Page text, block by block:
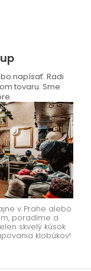
napísať. Radi
tovaru. Sme
v Prahe alebo
poradíme a
skvelý kúsok
klobúkov!